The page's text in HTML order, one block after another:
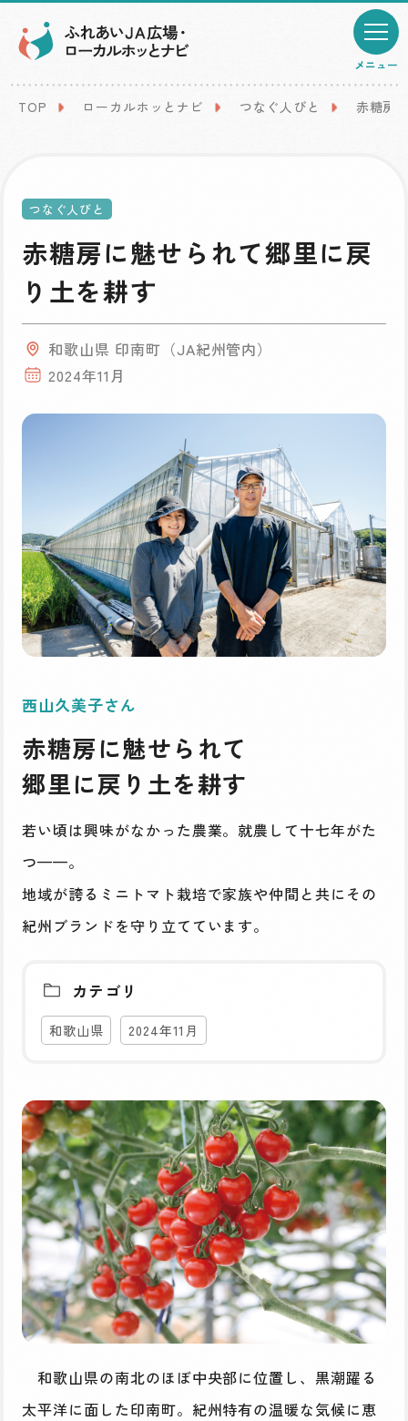
メニュー
TOP ローカルホッとナビ つなぐ人びと 赤糖房
つなぐ人びと
赤糖房に魅せられて郷里に戻
り土を耕す
和歌山県 印南町（JA紀州管内）
2024年11月
西山久美子さん
赤糖房に魅せられて
郷里に戻り土を耕す
若い頃は興味がなかった農業。就農して十七年がた
つ——。
地域が誇るミニトマト栽培で家族や仲間と共にその
紀州ブランドを守り立てています。
カテゴリ
和歌山県 2024年11月
和歌山県の南北のほぼ中央部に位置し、黒潮躍る
太平洋に面した印南町。紀州特有の温暖な気候に恵